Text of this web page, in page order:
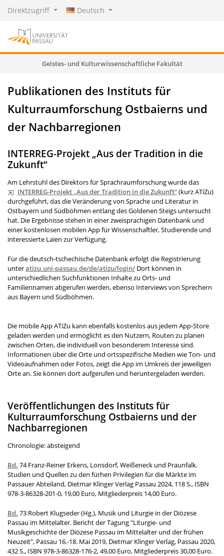
Direktzugriff Deutsch
Geistes- und Kulturwissenschaftliche Fakultät
Publikationen des Instituts für
Kulturraumforschung Ostbaierns und
der Nachbarregionen
INTERREG-Projekt „Aus der Tradition in die
Zukunft“
Am Lehrstuhl des Direktors für Sprachraumforschung wurde das
INTERREG-Projekt „Aus der Tradition in die Zukunft“(kurz ATiZu)
durchgeführt, das die Veränderung von Sprache und Literatur in
Ostbayern und Südböhmen entlang des Goldenen Steigs untersucht
hat. Die Ergebnisse stehen in einer zweisprachigen Datenbank und
einer kostenlosen mobilen App für Wissenschaftler, Studierende und
interessierte Laien zur Verfügung.
Für die deutsch-tschechische Datenbank erfolgt die Registrierung
unteratizu.uni-passau.de/de/atizu/login/ Dort können in
unterschiedlichen Suchfunktionen Inhalte zu Orts- und
Familiennamen abgerufen werden, ebenso Interviews von Sprechern
aus Bayern und Südböhmen.
Die mobile App ATiZu kann ebenfalls kostenlos aus jedem App-Store
geladen werden und ermöglicht es den Nutzern, Routen zu planen
zwischen Orten, die individuell von besonderem Interesse sind.
Informationen über die Orte und ortsspezifische Medien wie Ton- und
Videoaufnahmen oder Fotos, zeigt die App im Umkreis der jeweiligen
Orte an. Sie können dort aufgerufen und heruntergeladen werden.
Veröffentlichungen des Instituts für
Kulturraumforschung Ostbaierns und der
Nachbarregionen
Chronologie: absteigend
Bd. 74 Franz-Reiner Erkens, Lonsdorf, Weißeneck und Praunfalk.
Studien und Quellen zu den fürhen Privilegien für die Märkte im
Passauer Abteiland, Dietmar Klinger Verlag Passau 2024, 118 S., ISBN
978-3-86328-201-0, 19,00 Euro, Mitgliederpreis 14,00 Euro.
Bd. 73 Robert Klugseder (Hg.), Musik und Liturgie in der Diözese
Passau im Mittelalter. Bericht der Tagung "Liturgie- und
Musikgeschichte der Diözese Passau im Mittelalter und der frühen
Neuzeit", Passau 16.-18. Mai 2019, Dietmar Klinger Verlag, Passau 2020,
432 S., ISBN 978-3-86328-176-2, 49,00 Euro, Mitgliederpreis 30,00 Euro.